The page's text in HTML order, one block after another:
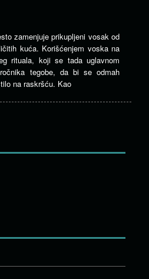
zamenjuje prikupljeni vosak od
kuća. Korišćenjem voska na
rituala, koji se tada uglavnom
tegobe, da bi se odmah
na raskršću. Kao